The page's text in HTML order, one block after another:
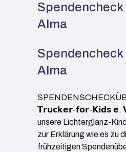
Alma
Alma
𝗧𝗿𝘂𝗰𝗸𝗲𝗿-𝗳𝗼𝗿-𝗞𝗶𝗱𝘀 𝗲.
unsere Lichterglanz-
zur Erklärung wie es zu
frühzeitigen